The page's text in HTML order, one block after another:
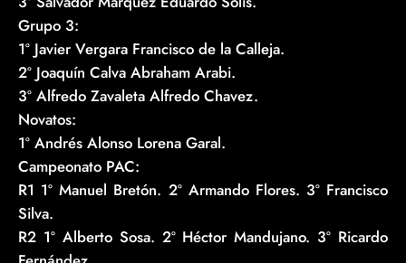
Grupo 3:
1º Javier Vergara Francisco de la Calleja.
2º Joaquín Calva Abraham Arabi.
3º Alfredo Zavaleta Alfredo Chavez.
Novatos:
1º Andrés Alonso Lorena Garal.
Campeonato PAC:
R1 1º Manuel Bretón. 2º Armando Flores. 3º Francisco
Silva.
R2 1º Alberto Sosa. 2º Héctor Mandujano. 3º Ricardo